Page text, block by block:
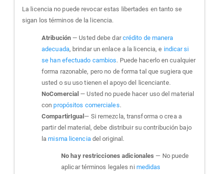
La licencia no puede revocar estas libertades en tanto se
sigan los términos de la licencia.
Atribución — Usted debe darcrédito de manera
adecuada, brindar un enlace a la licencia, e indicar si
se han efectuado cambios. Puede hacerlo en cualquier
forma razonable, pero no de forma tal que sugiera que
usted o su uso tienen el apoyo del licenciante.
NoComercial — Usted no puede hacer uso del material
conpropósitos comerciales.
CompartirIgual — Si remezcla, transforma o crea a
partir del material, debe distribuir su contribución bajo
lamisma licenciadel original.
No hay restricciones adicionales — No puede
aplicar términos legales ni medidas